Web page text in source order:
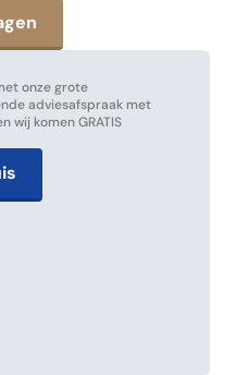
onze grote
adviesafspraak met
wij komen GRATIS